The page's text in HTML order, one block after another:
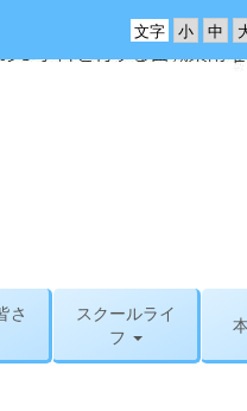
文字
さ
スクールライ
フ